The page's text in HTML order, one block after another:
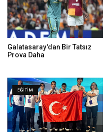
Galatasaray'dan Bir Tatsız
Prova Daha
EĞİTİM